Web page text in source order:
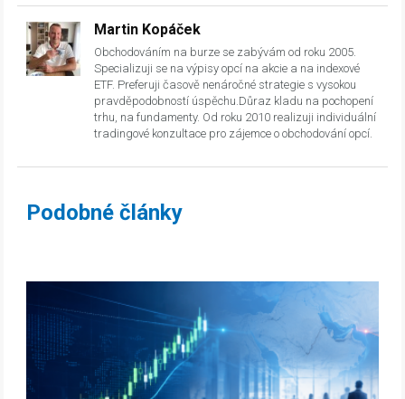
Martin Kopáček
Obchodováním na burze se zabývám od roku 2005.
Specializuji se na výpisy opcí na akcie a na indexové
ETF. Preferuji časově nenáročné strategie s vysokou
pravděpodobností úspěchu.Důraz kladu na pochopení
trhu, na fundamenty. Od roku 2010 realizuji individuální
tradingové konzultace pro zájemce o obchodování opcí.
Podobné články